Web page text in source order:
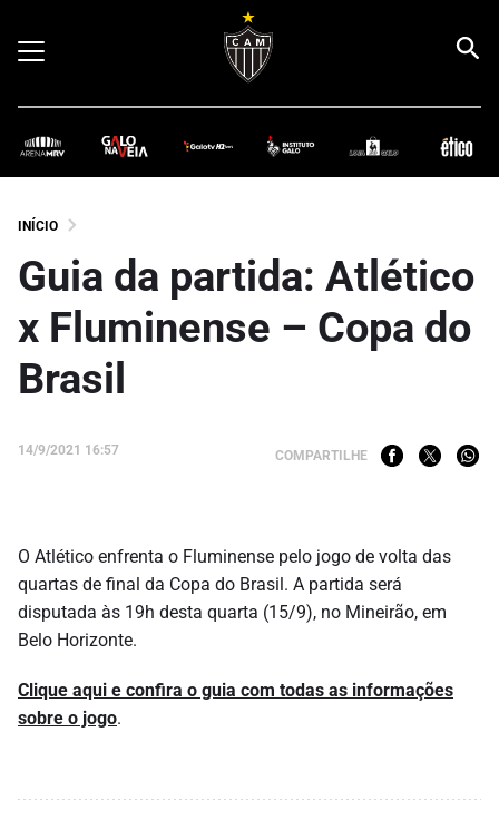
INÍCIO
Guia da partida: Atlético
x Fluminense – Copa do
Brasil
14/9/2021 16:57 COMPARTILHE
O Atlético enfrenta o Fluminense pelo jogo de volta das
quartas de final da Copa do Brasil. A partida será
disputada às 19h desta quarta (15/9), no Mineirão, em
Belo Horizonte.
Clique aqui e confira o guia com todas as informações
sobre o jogo.